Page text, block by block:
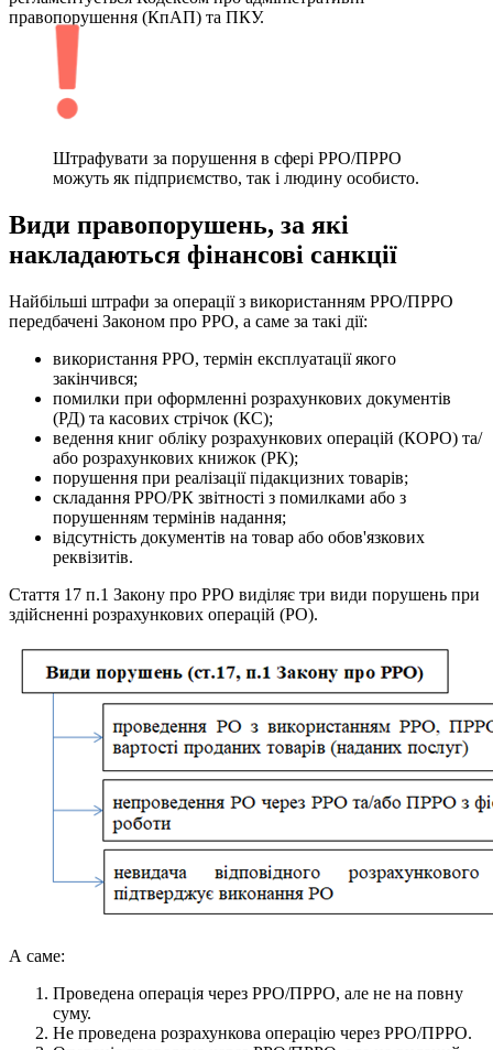
правопорушення (КпАП) та ПКУ.
Штрафувати за порушення в сфері РРО/ПРРО
можуть як підприємство, так і людину особисто.
Види правопорушень, за які
накладаються фінансові санкції
Найбільші штрафи за операції з використанням РРО/ПРРО
передбачені Законом про РРО, а саме за такі дії:
використання РРО, термін експлуатації якого
закінчився;
помилки при оформленні розрахункових документів
(РД) та касових стрічок (КС);
ведення книг обліку розрахункових операцій (КОРО) та/
або розрахункових книжок (РК);
порушення при реалізації підакцизних товарів;
складання РРО/РК звітності з помилками або з
порушенням термінів надання;
відсутність документів на товар або обов'язкових
реквізитів.
Стаття 17 п.1 Закону про РРО виділяє три види порушень при
здійсненні розрахункових операцій (РО).
А саме:
Проведена операція через РРО/ПРРО, але не на повну
суму.
Не проведена розрахункова операцію через РРО/ПРРО.